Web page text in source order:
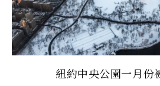
紐約中央公園一月份